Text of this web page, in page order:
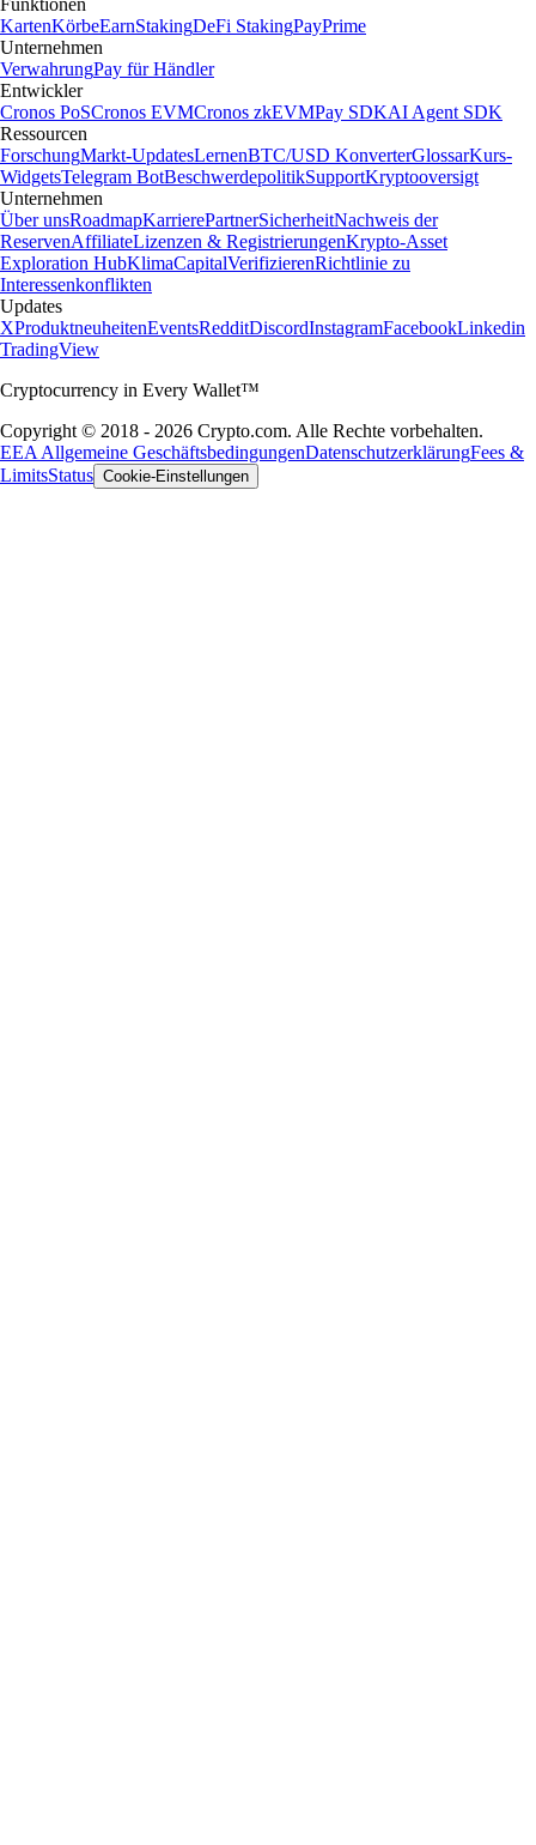
Funktionen
KartenKörbeEarnStakingDeFi StakingPayPrime
Unternehmen
VerwahrungPay für Händler
Entwickler
Cronos PoSCronos EVMCronos zkEVMPay SDKAI Agent SDK
Ressourcen
ForschungMarkt-UpdatesLernenBTC/USD KonverterGlossarKurs-
WidgetsTelegram BotBeschwerdepolitikSupportKryptooversigt
Unternehmen
Über unsRoadmapKarrierePartnerSicherheitNachweis der
ReservenAffiliateLizenzen & RegistrierungenKrypto-Asset
Exploration HubKlimaCapitalVerifizierenRichtlinie zu
Interessenkonflikten
Updates
XProduktneuheitenEventsRedditDiscordInstagramFacebookLinkedin
TradingView
Cryptocurrency in Every Wallet™
Copyright © 2018 - 2026 Crypto.com. Alle Rechte vorbehalten.
EEA Allgemeine GeschäftsbedingungenDatenschutzerklärungFees &
LimitsStatus Cookie-Einstellungen